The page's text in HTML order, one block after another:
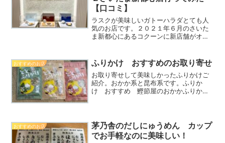
【口コミ】
ラスクが美味しいガトーハラダとても人
気のお店です。２０２１年６月のさいた
ま新都心にあるコクーンに新店舗がオー
うだったので立ち寄ってみました。さい
たま新都心店はカフェも併...
おすすめのお店 ふりかけ おすすめのお取り寄せ
お取り寄せして美味しかったふりかけご
紹介。おかか系と昆布系です。ふりか
け おすすめ 鰹節屋のおかかふりか
けど・・・）スーパーで売っ...
おすすめのお店
茅乃舎のだしにゅうめん カップ
でお手軽なのに美味しい！